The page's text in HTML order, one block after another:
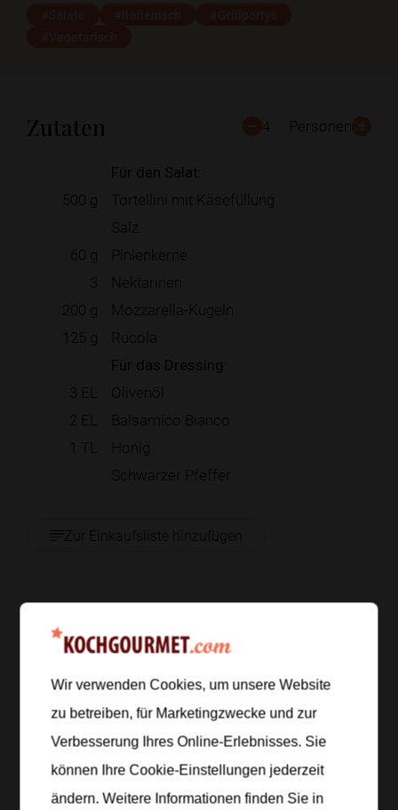
Zutaten 4 Personen
Für den Salat:
500 g
Tortellini mit Käsefüllung
Salz
60 g
Pinienkerne
3
Nektarinen
200 g
Mozzarella-Kugeln
125 g Rucola
Für das Dressing:
3 EL
Olivenöl
2 EL
Balsamico Bianco
1 TL
Honig
Schwarzer Pfeffer
Zur Einkaufsliste hinzufügen
Zubereitung
Packungsangabe, bis sie bissfest sind. Gieße sie ab,
schrecke sie kurz kalt ab und lasse sie gut
abtropfen.
Wir verwenden Cookies, um unsere Website
zu betreiben, für Marketingzwecke und zur
Verbesserung Ihres Online-Erlebnisses. Sie
können Ihre Cookie-Einstellungen jederzeit
ändern. Weitere Informationen finden Sie in